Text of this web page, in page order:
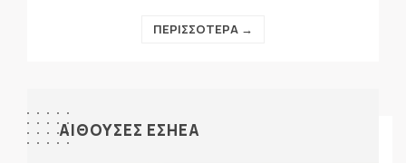
ΠΕΡΙΣΣΟΤΕΡΑ →
ΑΙΘΟΥΣΕΣ ΕΣΗΕΑ